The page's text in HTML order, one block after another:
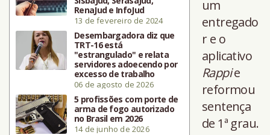
RenaJud e InfoJud
13 de fevereiro de 2024
Desembargadora diz que
TRT-16 está
"estrangulado" e relata
servidores adoecendo por
excesso de trabalho
06 de agosto de 2026
5 profissões com porte de
arma de fogo autorizado
no Brasil em 2026
14 de junho de 2026
um
entregado
r e o
aplicativo
Rappie
reformou
sentença
de 1ª grau.